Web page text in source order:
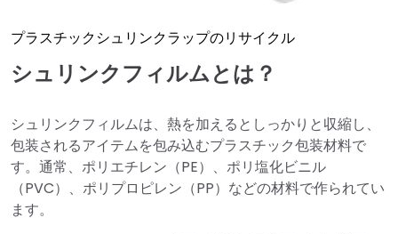
プラスチックシュリンクラップのリサイクル
シュリンクフィルムとは？
シュリンクフィルムは、熱を加えるとしっかりと収縮し、
包装されるアイテムを包み込むプラスチック包装材料で
す。通常、ポリエチレン（PE）、ポリ塩化ビニル
（PVC）、ポリプロピレン（PP）などの材料で作られてい
ます。